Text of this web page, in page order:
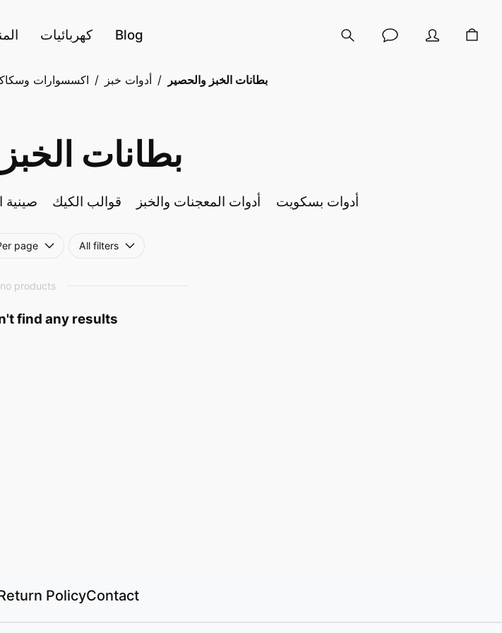
كهربائيات Blog
اكسسوارات / أدوات خبز / بطانات الخبز والحصير
بطانات
صينية قوالب الكيك أدوات المعجنات والخبز أدوات بسكويت
page All filters
no products
find any results
PolicyContact